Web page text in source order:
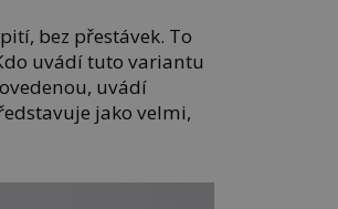
bez přestávek. To
uvádí tuto variantu
uvádí
jako velmi,